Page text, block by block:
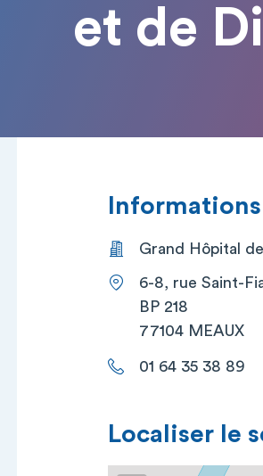
et de
Grand Hôpital
6-8, rue Saint-
BP 218
77104 MEAUX
01 64 35 38 89
Localiser le